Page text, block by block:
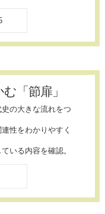
「節扉」
の大きな流れをつ
性をわかりやすく
いる内容を確認。